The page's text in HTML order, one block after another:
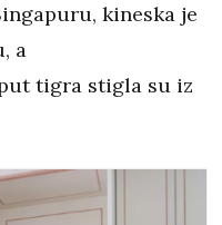
kineska je
a
tigra stigla su iz